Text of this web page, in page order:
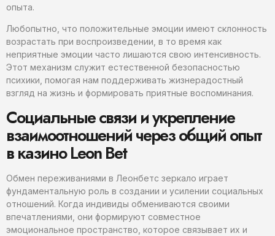
опыта.
Любопытно, что положительные эмоции имеют склонность
возрастать при воспроизведении, в то время как
неприятные эмоции часто лишаются свою интенсивность.
Этот механизм служит естественной безопасностью
психики, помогая нам поддерживать жизнерадостный
взгляд на жизнь и формировать приятные воспоминания.
Социальные связи и укрепление
взаимоотношений через общий опыт
в казино Leon Bet
Обмен переживаниями в Леонбетс зеркало играет
фундаментальную роль в создании и усилении социальных
отношений. Когда индивиды обмениваются своими
впечатлениями, они формируют совместное
эмоциональное пространство, которое связывает их и